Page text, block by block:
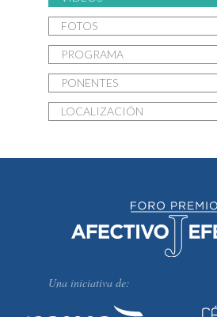
FOTOS
PROGRAMA
PONENTES
LOCALIZACIÓN
Una iniciativa de: